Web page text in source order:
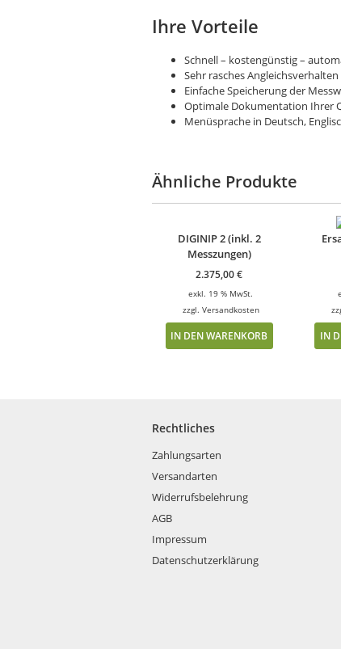
Ihre Vorteile
Schnell – kostengünstig –
Sehr rasches Angleichsverhalten
Einfache Speicherung der
Optimale Dokumentation Ihrer
Menüsprache in Deutsch,
Ähnliche Produkte
DIGINIP 2 (inkl. 2
Messzungen)
2.375,00€
exkl. 19 % MwSt.
zzgl. Versandkosten
IN DEN WARENKORB IN
Rechtliches
Zahlungsarten
Versandarten
Widerrufsbelehrung
AGB
Impressum
Datenschutzerklärung